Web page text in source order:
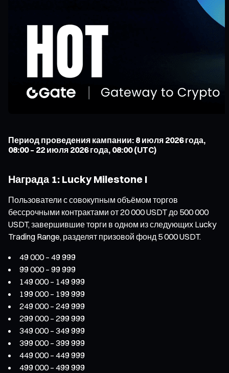
Период проведения кампании: 8 июля 2026 года,
08:00 – 22 июля 2026 года, 08:00 (UTC)
Награда 1: Lucky Milestone I
Пользователи с совокупным объёмом торгов
бессрочными контрактами от 20 000 USDT до 500 000
USDT, завершившие торги в одном из следующих Lucky
Trading Range, разделят призовой фонд 5 000 USDT.
49 000 – 49 999
99 000 – 99 999
149 000 – 149 999
199 000 – 199 999
249 000 – 249 999
299 000 – 299 999
349 000 – 349 999
399 000 – 399 999
449 000 – 449 999
499 000 – 499 999